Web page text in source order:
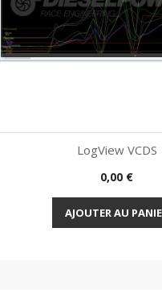
Aperçu rapide
LogView VCDS
Prix
0,00 €
AJOUTER AU